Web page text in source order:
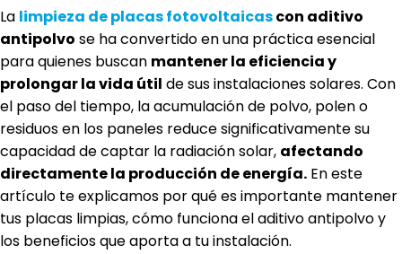
La limpieza de placas fotovoltaicascon aditivo
antipolvo se ha convertido en una práctica esencial
para quienes buscan mantener la eficiencia y
prolongar la vida útil de sus instalaciones solares. Con
el paso del tiempo, la acumulación de polvo, polen o
residuos en los paneles reduce significativamente su
capacidad de captar la radiación solar, afectando
directamente la producción de energía. En este
artículo te explicamos por qué es importante mantener
tus placas limpias, cómo funciona el aditivo antipolvo y
los beneficios que aporta a tu instalación.